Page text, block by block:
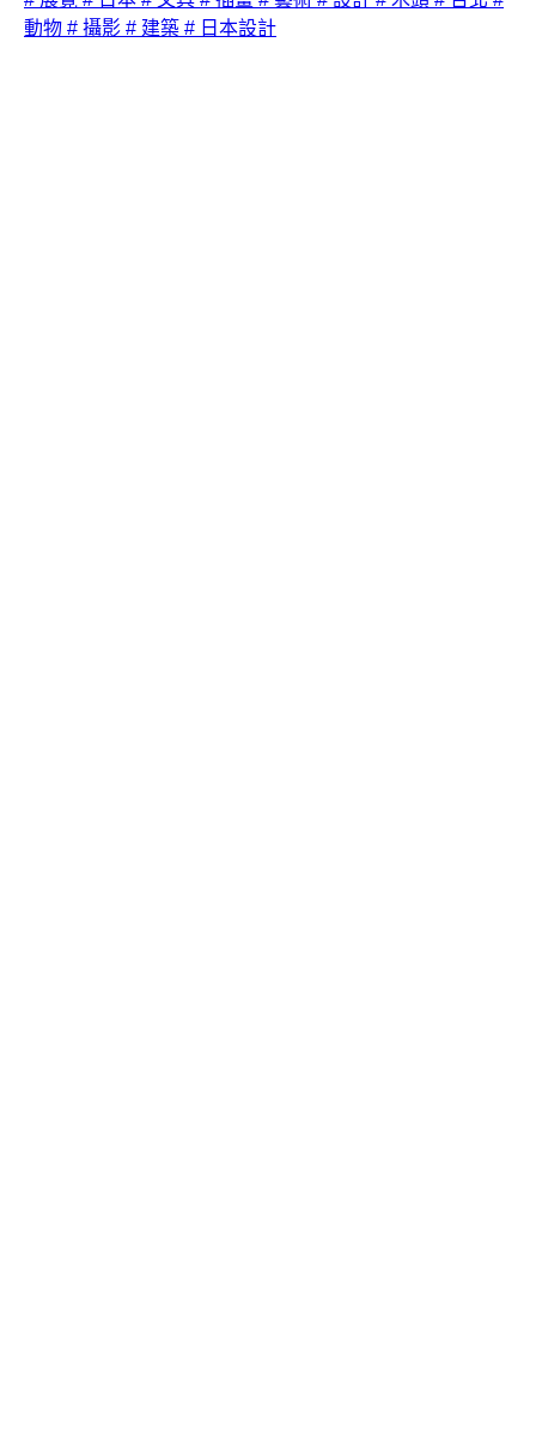
動物 # 攝影 # 建築 # 日本設計